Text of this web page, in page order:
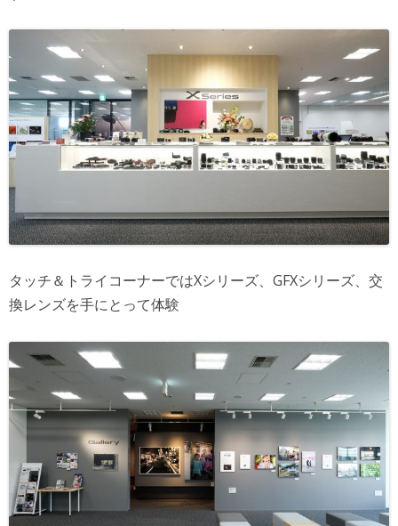
タッチ＆トライコーナーではXシリーズ、GFXシリーズ、交
換レンズを手にとって体験